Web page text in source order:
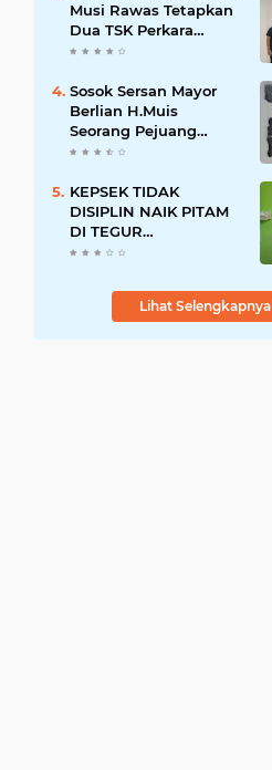
Musi Rawas Tetapkan
Dua TSK Perkara
Dugaan Korupsi Dana
Sosok Sersan Mayor
Berlian H.Muis
Seorang Pejuang
Kemerdekaan RI
KEPSEK TIDAK
DISIPLIN NAIK PITAM
DI TEGUR
WARTAWAN
Lihat Selengkapnya